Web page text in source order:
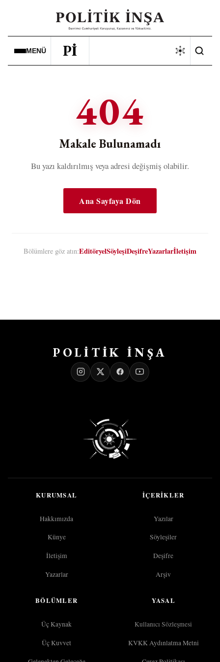
MENÜ Pİ
404
Makale Bulunamadı
Bu yazı kaldırılmış veya adresi değişmiş olabilir.
Ana Sayfaya Dön
Bölümlere göz atın:EditöryelSöyleşiDeşifreYazarlarİletişim
POLİTİK İNŞA
KURUMSAL
Hakkımızda
Künye
İletişim
Yazarlar
İÇERIKLER
Yazılar
Söyleşiler
Deşifre
Arşiv
BÖLÜMLER
Üç Kaynak
Üç Kuvvet
YASAL
Kullanıcı Sözleşmesi
KVKK Aydınlatma Metni